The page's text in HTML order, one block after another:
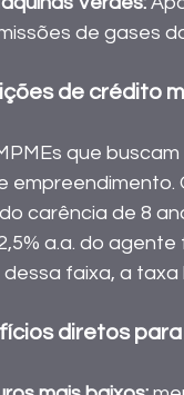
de gases
de crédito
que
empreendimento.
carência de 8
a.a. do
faixa, a taxa
diretos